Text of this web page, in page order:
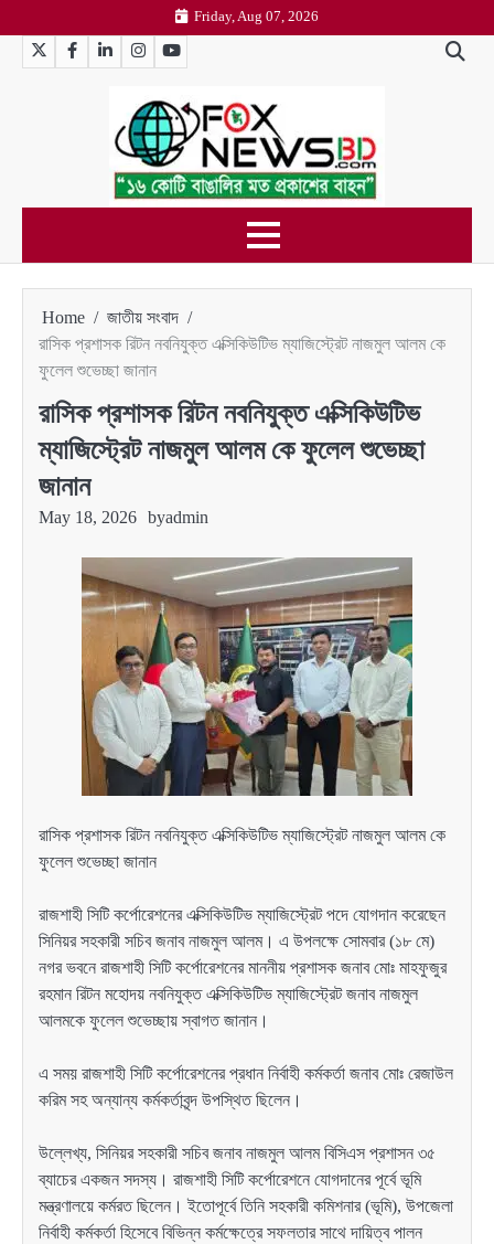
to
content
Friday, Aug 07, 2026
TwitterFacebookLinkedInInstagramYouTube
Home
জাতীয় সংবাদ
রাসিক প্রশাসক রিটন নবনিযুক্ত এক্সিকিউটিভ ম্যাজিস্ট্রেট নাজমুল আলম কে
ফুলেল শুভেচ্ছা জানান
রাসিক প্রশাসক রিটন নবনিযুক্ত এক্সিকিউটিভ
ম্যাজিস্ট্রেট নাজমুল আলম কে ফুলেল শুভেচ্ছা
জানান
May 18, 2026 byadmin
রাসিক প্রশাসক রিটন নবনিযুক্ত এক্সিকিউটিভ ম্যাজিস্ট্রেট নাজমুল আলম কে
ফুলেল শুভেচ্ছা জানান
রাজশাহী সিটি কর্পোরেশনের এক্সিকিউটিভ ম্যাজিস্ট্রেট পদে যোগদান করেছেন
সিনিয়র সহকারী সচিব জনাব নাজমুল আলম। এ উপলক্ষে সোমবার (১৮ মে)
নগর ভবনে রাজশাহী সিটি কর্পোরেশনের মাননীয় প্রশাসক জনাব মোঃ মাহফুজুর
রহমান রিটন মহোদয় নবনিযুক্ত এক্সিকিউটিভ ম্যাজিস্ট্রেট জনাব নাজমুল
আলমকে ফুলেল শুভেচ্ছায় স্বাগত জানান।
এ সময় রাজশাহী সিটি কর্পোরেশনের প্রধান নির্বাহী কর্মকর্তা জনাব মোঃ রেজাউল
করিম সহ অন্যান্য কর্মকর্তাবৃন্দ উপস্থিত ছিলেন।
উল্লেখ্য, সিনিয়র সহকারী সচিব জনাব নাজমুল আলম বিসিএস প্রশাসন ৩৫
ব্যাচের একজন সদস্য। রাজশাহী সিটি কর্পোরেশনে যোগদানের পূর্বে ভূমি
মন্ত্রণালয়ে কর্মরত ছিলেন। ইতোপূর্বে তিনি সহকারী কমিশনার (ভূমি), উপজেলা
নির্বাহী কর্মকর্তা হিসেবে বিভিন্ন কর্মক্ষেত্রে সফলতার সাথে দায়িত্ব পালন